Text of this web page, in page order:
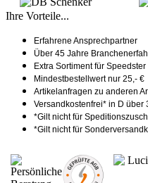
Ihre Vorteile...
Erfahrene Ansprechpartner
Über 45 Jahre
Extra Sortiment für
Mindestbestellwert nur 25,- €
Artikelanfragen zu anderen
Versandkostenfrei* in D über
*Gilt nicht für
*Gilt nicht für